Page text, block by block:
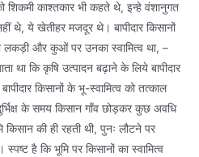
शिकमी काश्तकार भी कहते थे, इन्हे वंशानुगत
थे, ये खेतीहर मजदूर थे। बापीदार किसानों
और कुओं पर उनका स्वामित्व था, –
था कि कृषि उत्पादन बढ़ाने के लिये बापीदार
किसानों के भू-स्वामित्व को तत्काल
के समय किसान गाँव छोड़कर कुछ अवधि
की ही रहती थी, पुनः लौटने पर
है कि भूमि पर किसानों का स्वामित्व